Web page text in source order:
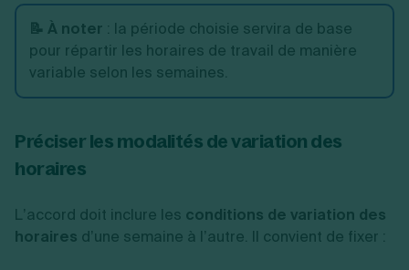
📝 À noter : la période choisie servira de base
pour répartir les horaires de travail de manière
variable selon les semaines.
Préciser les modalités de variation des
horaires
L’accord doit inclure les conditions de variation des
horaires d’une semaine à l’autre. Il convient de fixer :